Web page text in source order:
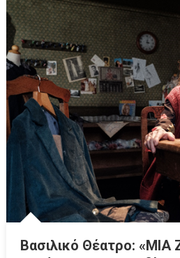
Βασιλικό Θέατρο: «ΜΙΑ